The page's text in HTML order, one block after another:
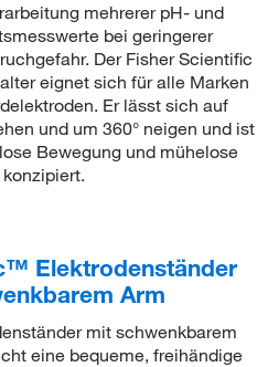
mehrerer pH- und
bei geringerer
Der Fisher Scientific
eignet sich für alle Marken
Er lässt sich auf
und um 360° neigen und ist
Bewegung und mühelose
Elektrodenständer
Arm
mit schwenkbarem
eine bequeme, freihändige